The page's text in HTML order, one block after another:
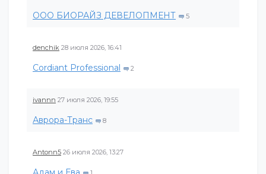
ООО БИОРАЙЗ ДЕВЕЛОПМЕНТ 5
denchik 28 июля 2026, 16:41
Cordiant Professional 2
ivannn 27 июля 2026, 19:55
Аврора-Транс 8
Antonn5 26 июля 2026, 13:27